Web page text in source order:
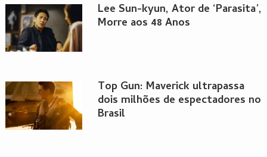
Lee Sun-kyun, Ator de ‘Parasita’,
Morre aos 48 Anos
Top Gun: Maverick ultrapassa
dois milhões de espectadores no
Brasil